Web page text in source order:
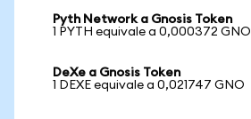
Pyth Network a Gnosis Token
1 PYTH equivale a 0,000372 GNO
DeXe a Gnosis Token
1 DEXE equivale a 0,021747 GNO